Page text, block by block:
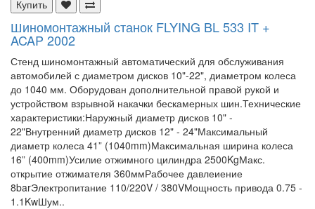
Купить
Шиномонтажный станок FLYING BL 533 IT +
ACAP 2002
Стенд шиномонтажный автоматический для обслуживания
автомобилей с диаметром дисков 10"-22", диаметром колеса
до 1040 мм. Оборудован дополнительной правой рукой и
устройством взрывной накачки бескамерных шин.Технические
характеристики:Наружный диаметр дисков 10" -
22"Внутренний диаметр дисков 12" - 24"Максимальный
диаметр колеса 41” (1040mm)Максимальная ширина колеса
16” (400mm)Усилие отжимного цилиндра 2500KgМакс.
открытие отжимателя 360ммРабочее давлеиение
8barЭлектропитание 110/220V / 380VМощность привода 0.75 -
1.1KwШум..